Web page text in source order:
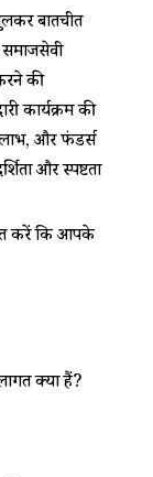
बातचीत
समाजसेवी
की
कार्यक्रम की
और फंडर्स
और स्पष्टता
करें कि आपके
क्या हैं?